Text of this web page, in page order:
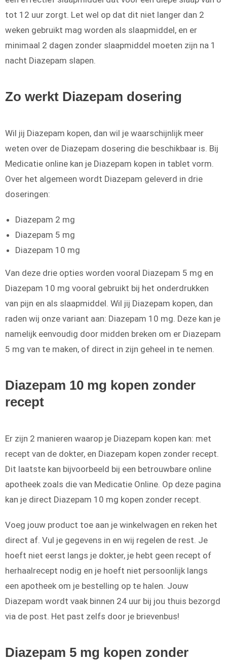
tot 12 uur zorgt. Let wel op dat dit niet langer dan 2
weken gebruikt mag worden als slaapmiddel, en er
minimaal 2 dagen zonder slaapmiddel moeten zijn na 1
nacht Diazepam slapen.
Zo werkt Diazepam dosering
Wil jij Diazepam kopen, dan wil je waarschijnlijk meer
weten over de Diazepam dosering die beschikbaar is. Bij
Medicatie online kan je Diazepam kopen in tablet vorm.
Over het algemeen wordt Diazepam geleverd in drie
doseringen:
Diazepam 2 mg
Diazepam 5 mg
Diazepam 10 mg
Van deze drie opties worden vooral Diazepam 5 mg en
Diazepam 10 mg vooral gebruikt bij het onderdrukken
van pijn en als slaapmiddel. Wil jij Diazepam kopen, dan
raden wij onze variant aan: Diazepam 10 mg. Deze kan je
namelijk eenvoudig door midden breken om er Diazepam
5 mg van te maken, of direct in zijn geheel in te nemen.
Diazepam 10 mg kopen zonder
recept
Er zijn 2 manieren waarop je Diazepam kopen kan: met
recept van de dokter, en Diazepam kopen zonder recept.
Dit laatste kan bijvoorbeeld bij een betrouwbare online
apotheek zoals die van Medicatie Online. Op deze pagina
kan je direct Diazepam 10 mg kopen zonder recept.
Voeg jouw product toe aan je winkelwagen en reken het
direct af. Vul je gegevens in en wij regelen de rest. Je
hoeft niet eerst langs je dokter, je hebt geen recept of
herhaalrecept nodig en je hoeft niet persoonlijk langs
een apotheek om je bestelling op te halen. Jouw
Diazepam wordt vaak binnen 24 uur bij jou thuis bezorgd
via de post. Het past zelfs door je brievenbus!
Diazepam 5 mg kopen zonder